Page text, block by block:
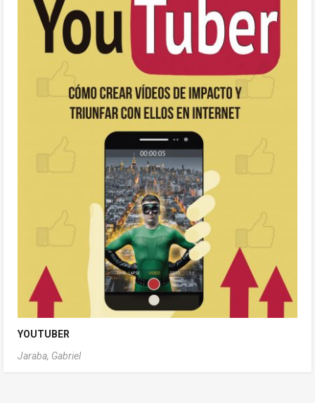
YOUTUBER
Jaraba, Gabriel